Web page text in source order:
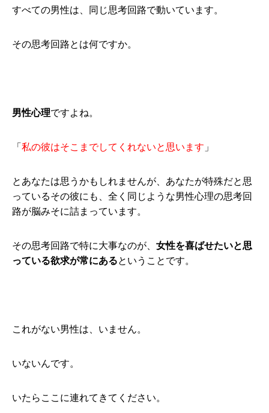
すべての男性は、同じ思考回路で動いています。
その思考回路とは何ですか。
男性心理ですよね。
「 私の彼はそこまでしてくれないと思います 」
とあなたは思うかもしれませんが、あなたが特殊だと思
っているその彼にも、全く同じような男性心理の思考回
路が脳みそに詰まっています。
その思考回路で特に大事なのが、 女性を喜ばせたいと思
っている欲求が常にあるということです。
これがない男性は、いません。
いないんです。
いたらここに連れてきてください。